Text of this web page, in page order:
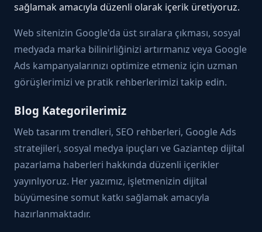
sağlamak amacıyla düzenli olarak içerik üretiyoruz.
Web sitenizin Google'da üst sıralara çıkması, sosyal
medyada marka bilinirliğinizi artırmanız veya Google
Ads kampanyalarınızı optimize etmeniz için uzman
görüşlerimizi ve pratik rehberlerimizi takip edin.
Blog Kategorilerimiz
Web tasarım trendleri, SEO rehberleri, Google Ads
stratejileri, sosyal medya ipuçları ve Gaziantep dijital
pazarlama haberleri hakkında düzenli içerikler
yayınlıyoruz. Her yazımız, işletmenizin dijital
büyümesine somut katkı sağlamak amacıyla
hazırlanmaktadır.